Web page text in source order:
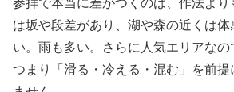
は坂や段差があり、湖や森の近くは
い。雨も多い。さらに人気エリアなの
つまり「滑る・冷える・混む」を前提